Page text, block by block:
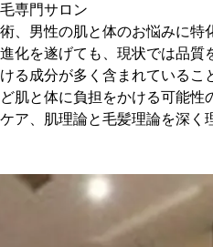
専門サロン
、男性の肌と体のお悩みに
化を遂げても、現状では品
る成分が多く含まれている
肌と体に負担をかける可能
ア、肌理論と毛髪理論を深く